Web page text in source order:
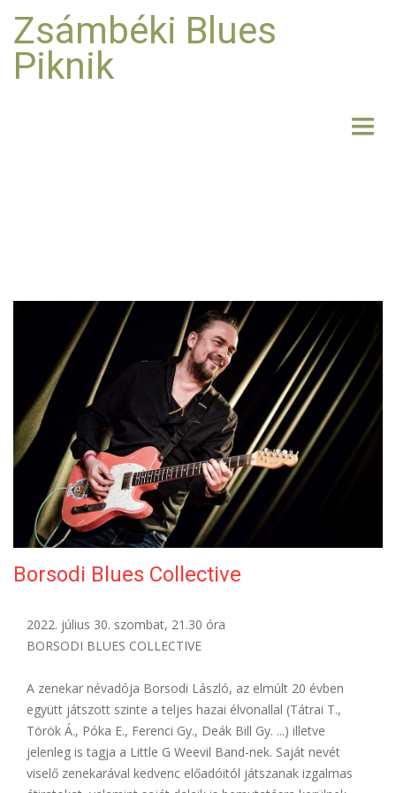
Zsámbéki Blues
Piknik
RÓLUNK
ELÉRHETŐSÉG
Borsodi Blues Collective
2022. július 30. szombat, 21.30 óra
BORSODI BLUES COLLECTIVE
A zenekar névadója Borsodi László, az elmúlt 20 évben
együtt játszott szinte a teljes hazai élvonallal (Tátrai T.,
Török Á., Póka E., Ferenci Gy., Deák Bill Gy. ...) illetve
jelenleg is tagja a Little G Weevil Band-nek. Saját nevét
viselő zenekarával kedvenc előadóitól játszanak izgalmas